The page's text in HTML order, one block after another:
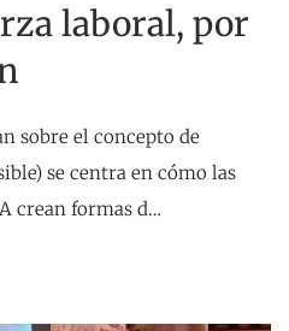
laboral, por
sobre el concepto de
se centra en cómo las
crean formas d…